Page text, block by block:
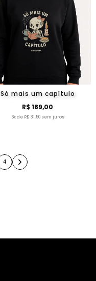
Só mais um capítulo
R$ 189,00
6x de R$ 31,50 sem juros
4